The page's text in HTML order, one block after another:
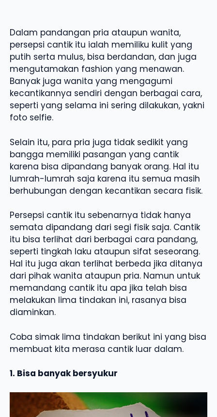
Dalam pandangan pria ataupun wanita,
persepsi cantik itu ialah memiliku kulit yang
putih serta mulus, bisa berdandan, dan juga
mengutamakan fashion yang menawan.
Banyak juga wanita yang mengagumi
kecantikannya sendiri dengan berbagai cara,
seperti yang selama ini sering dilakukan, yakni
foto selfie.
Selain itu, para pria juga tidak sedikit yang
bangga memiliki pasangan yang cantik
karena bisa dipandang banyak orang. Hal itu
lumrah-lumrah saja karena itu semua masih
berhubungan dengan kecantikan secara fisik.
Persepsi cantik itu sebenarnya tidak hanya
semata dipandang dari segi fisik saja. Cantik
itu bisa terlihat dari berbagai cara pandang,
seperti tingkah laku ataupun sifat seseorang.
Hal itu juga akan terlihat berbeda jika ditanya
dari pihak wanita ataupun pria. Namun untuk
memandang cantik itu apa jika telah bisa
melakukan lima tindakan ini, rasanya bisa
diaminkan.
Coba simak lima tindakan berikut ini yang bisa
membuat kita merasa cantik luar dalam.
1. Bisa banyak bersyukur